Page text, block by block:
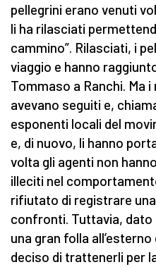
pellegrini erano venuti
li ha rilasciati
cammino”. Rilasciati, i
viaggio e hanno
Tommaso a Ranchi. Ma
avevano seguiti e,
esponenti locali del
e, di nuovo, li hanno
volta gli agenti non
illeciti nel
rifiutato di registrare
confronti. Tuttavia,
una gran folla
deciso di trattenerli per